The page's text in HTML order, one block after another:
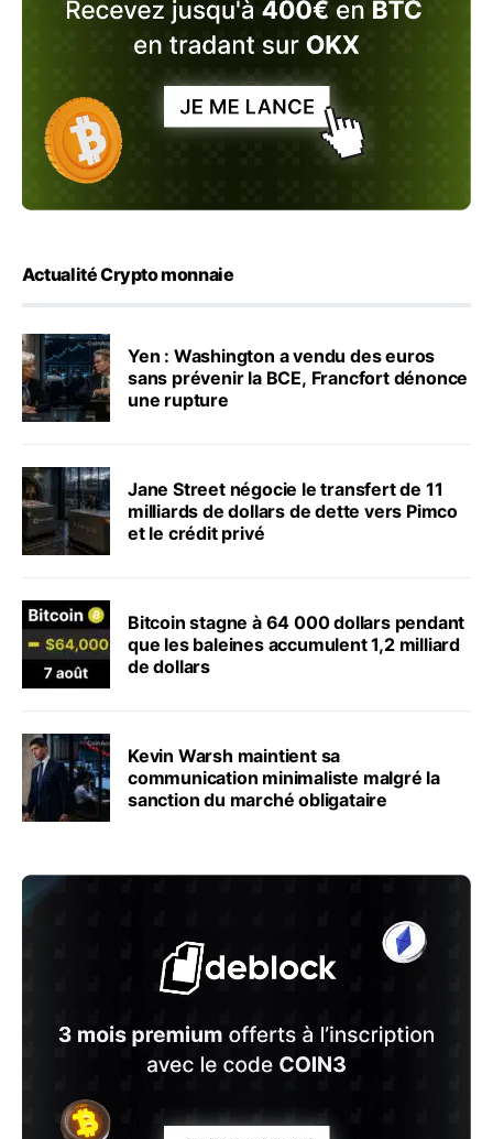
Actualité Crypto monnaie
Yen : Washington a vendu des euros
sans prévenir la BCE, Francfort dénonce
une rupture
Jane Street négocie le transfert de 11
milliards de dollars de dette vers Pimco
et le crédit privé
Bitcoin stagne à 64 000 dollars pendant
que les baleines accumulent 1,2 milliard
de dollars
Kevin Warsh maintient sa
communication minimaliste malgré la
sanction du marché obligataire